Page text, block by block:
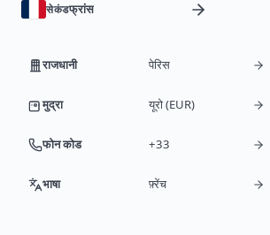
सेकंडफ्रांस
राजधानी पेरिस
मुद्रा यूरो (EUR)
फोन कोड +33
भाषा फ़्रेंच